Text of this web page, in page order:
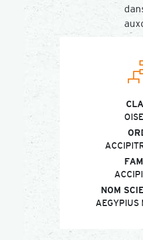
NOM
AEGYPIUS